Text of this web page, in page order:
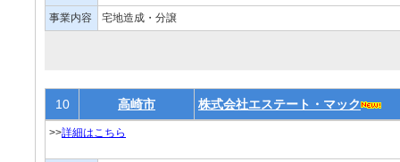
事業内容
宅地造成・分譲
10 高崎市 株式会社エステート・マック
>>詳細はこちら